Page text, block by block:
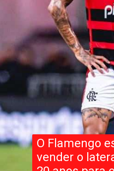
O Flamengo
vender o